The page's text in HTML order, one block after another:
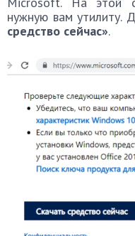
нужную вам утилиту.
средство сейчас».